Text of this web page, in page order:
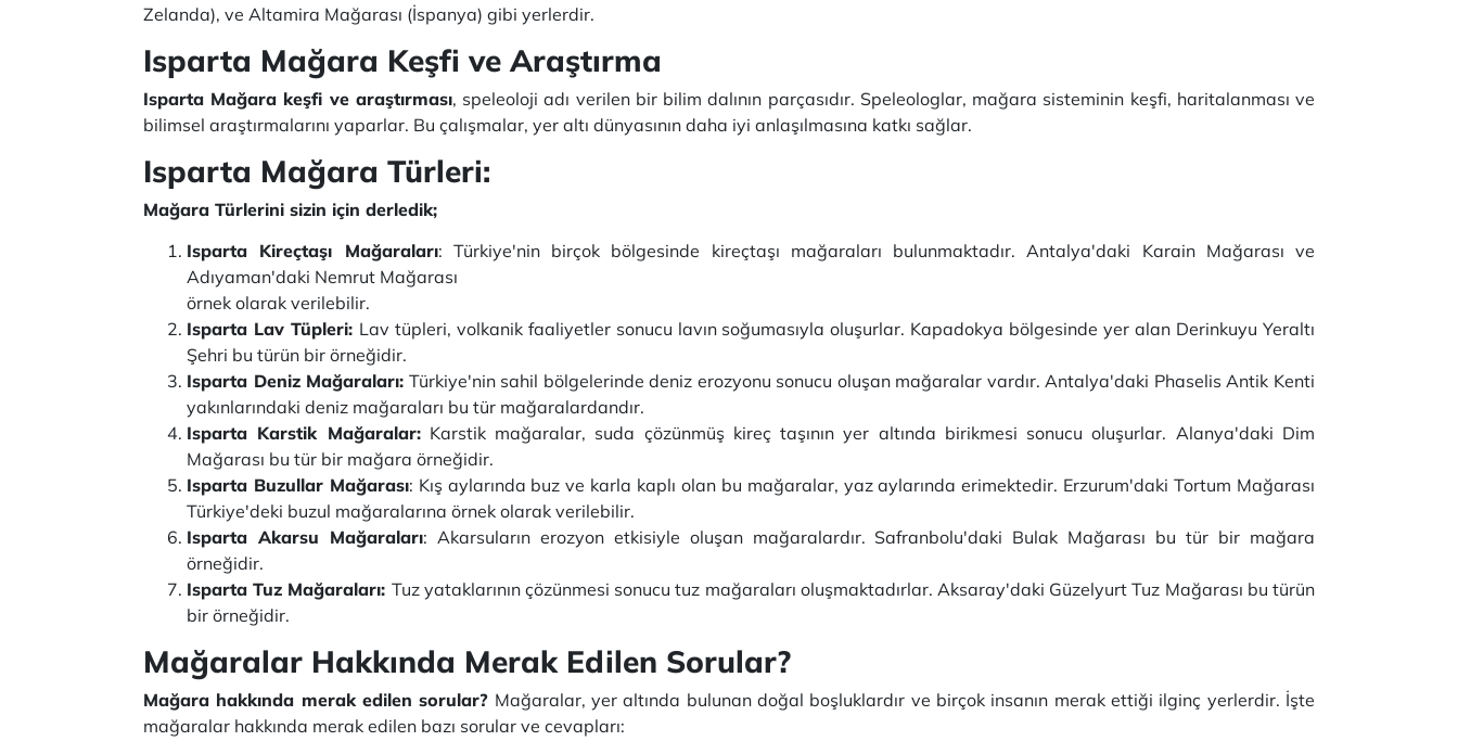
Zelanda), ve Altamira Mağarası (İspanya) gibi yerlerdir.
Isparta Mağara Keşfi ve Araştırma
Isparta Mağara keşfi ve araştırması, speleoloji adı verilen bir bilim dalının parçasıdır. Speleologlar, mağara sisteminin keşfi, haritalanması ve
bilimsel araştırmalarını yaparlar. Bu çalışmalar, yer altı dünyasının daha iyi anlaşılmasına katkı sağlar.
Isparta Mağara Türleri:
Mağara Türlerini sizin için derledik;
Isparta Kireçtaşı Mağaraları: Türkiye'nin birçok bölgesinde kireçtaşı mağaraları bulunmaktadır. Antalya'daki Karain Mağarası ve
Adıyaman'daki Nemrut Mağarası
örnek olarak verilebilir.
Isparta Lav Tüpleri: Lav tüpleri, volkanik faaliyetler sonucu lavın soğumasıyla oluşurlar. Kapadokya bölgesinde yer alan Derinkuyu Yeraltı
Şehri bu türün bir örneğidir.
Isparta Deniz Mağaraları: Türkiye'nin sahil bölgelerinde deniz erozyonu sonucu oluşan mağaralar vardır. Antalya'daki Phaselis Antik Kenti
yakınlarındaki deniz mağaraları bu tür mağaralardandır.
Isparta Karstik Mağaralar:Karstik mağaralar, suda çözünmüş kireç taşının yer altında birikmesi sonucu oluşurlar. Alanya'daki Dim
Mağarası bu tür bir mağara örneğidir.
Isparta Buzullar Mağarası: Kış aylarında buz ve karla kaplı olan bu mağaralar, yaz aylarında erimektedir. Erzurum'daki Tortum Mağarası
Türkiye'deki buzul mağaralarına örnek olarak verilebilir.
Isparta Akarsu Mağaraları: Akarsuların erozyon etkisiyle oluşan mağaralardır. Safranbolu'daki Bulak Mağarası bu tür bir mağara
örneğidir.
Isparta Tuz Mağaraları: Tuz yataklarının çözünmesi sonucu tuz mağaraları oluşmaktadırlar. Aksaray'daki Güzelyurt Tuz Mağarası bu türün
bir örneğidir.
Mağaralar Hakkında Merak Edilen Sorular?
Mağara hakkında merak edilen sorular? Mağaralar, yer altında bulunan doğal boşluklardır ve birçok insanın merak ettiği ilginç yerlerdir. İşte
mağaralar hakkında merak edilen bazı sorular ve cevapları: